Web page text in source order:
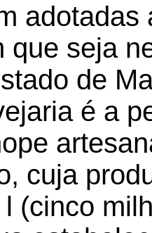
adotadas
que seja
de
é a
cuja
(cinco